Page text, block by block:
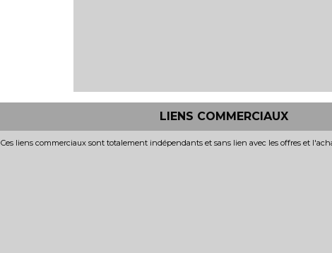
LIENS COMMERCIAUX
Ces liens commerciaux sont totalement indépendants et sans lien avec les offres et